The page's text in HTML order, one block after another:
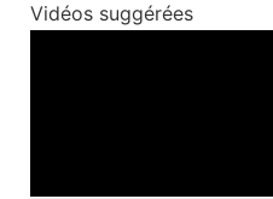
Vidéos suggérées